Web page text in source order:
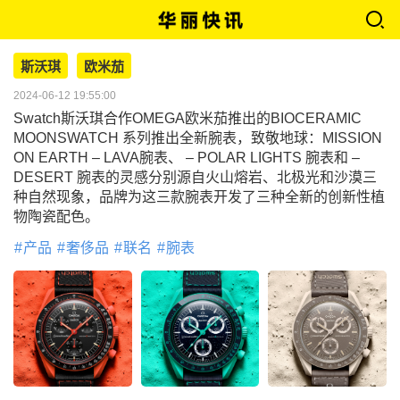
斯沃琪 欧米茄
2024-06-12 19:55:00
Swatch斯沃琪合作OMEGA欧米茄推出的BIOCERAMIC
MOONSWATCH 系列推出全新腕表，致敬地球：MISSION
ON EARTH – LAVA腕表、 – POLAR LIGHTS 腕表和 –
DESERT 腕表的灵感分别源自火山熔岩、北极光和沙漠三
种自然现象，品牌为这三款腕表开发了三种全新的创新性植
物陶瓷配色。
产品 奢侈品 联名 腕表